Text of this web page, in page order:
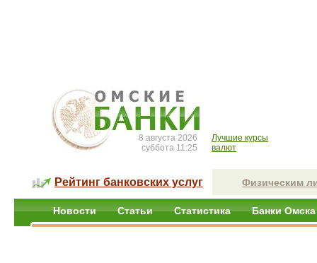
8 августа 2026
суббота 11:25
Лучшие курсы
валют
Рейтинг банковских услуг Физическим
Новости Статьи Статистика Банки Омска